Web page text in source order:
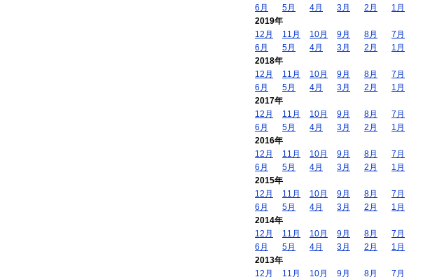
6月
5月 4月 3月 2月
1月
2019年
12月
11月 10月 9月 8月
7月
6月
5月 4月 3月 2月
1月
2018年
12月
11月 10月 9月 8月
7月
6月
5月 4月 3月 2月
1月
2017年
12月
11月 10月 9月 8月
7月
6月
5月 4月 3月 2月
1月
2016年
12月
11月 10月 9月 8月
7月
6月
5月 4月 3月 2月
1月
2015年
12月
11月 10月 9月 8月
7月
6月
5月 4月 3月 2月
1月
2014年
12月
11月 10月 9月 8月
7月
6月
5月 4月 3月 2月
1月
2013年
12月
11月 10月 9月 8月 7月